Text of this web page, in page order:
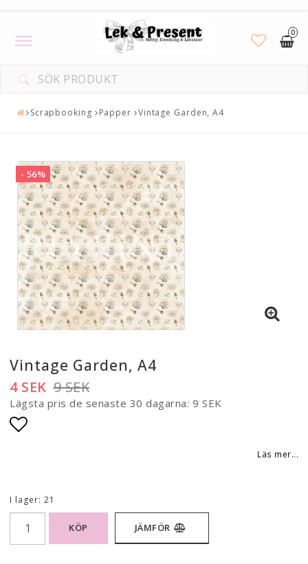
0
Toggle
navigation
Scrapbooking Papper Vintage Garden, A4
- 56%
Vintage Garden, A4
9 SEK
4 SEK
Lägsta pris de senaste 30 dagarna 9 SEK
Läs mer...
I lager: 21
KÖP JÄMFÖR